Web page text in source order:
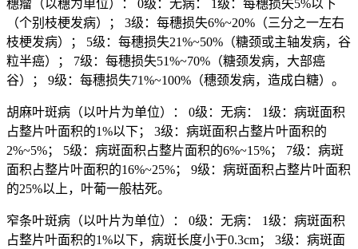
穗瘤（以穗为单位）： 0级：无病： 1级：每穗损失5%以下
（个别枝梗发病）； 3级：每穗损失6%~20%（三分之一左右
枝梗发病）； 5级：每穗损失21%~50%（糖颈或主轴发病，谷
粒半癌）； 7级：每穗损失51%~70%（糖颈发病，大部癌
谷）； 9级：每穗损失71%~100%（穗颈发病，造成白糖）。
胡麻叶斑病（以叶片为单位）： 0级：无病： 1级：病斑面积
占整片叶面积的1%以下； 3级：病斑面积占整片叶面积的
2%~5%； 5级：病斑面积占整片面积的6%~15%； 7级：病斑
面积占整片叶面积的16%~25%； 9级：病斑面积占整片叶面积
的25%以上，叶葡一般枯死。
窄条叶斑病（以叶片为单位）： 0级：无病： 1级：病斑面积
占整片叶面积的1%以下，病斑长度小于0.3cm； 3级：病斑面